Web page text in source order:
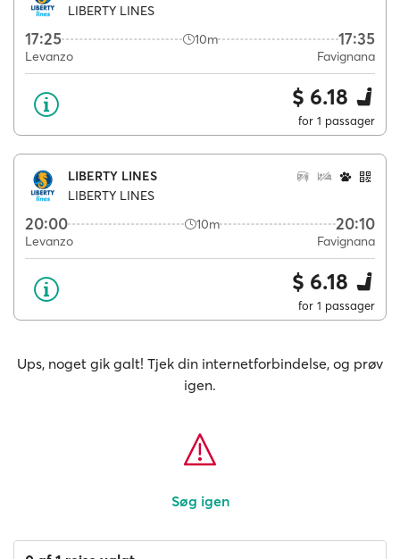
LIBERTY LINES
17:25 10m 17:35
Levanzo Favignana
$ 6.18
for 1 passager
LIBERTY LINES
LIBERTY LINES
20:00 10m 20:10
Levanzo Favignana
$ 6.18
for 1 passager
Ups, noget gik galt! Tjek din internetforbindelse, og prøv
igen.
Søg igen